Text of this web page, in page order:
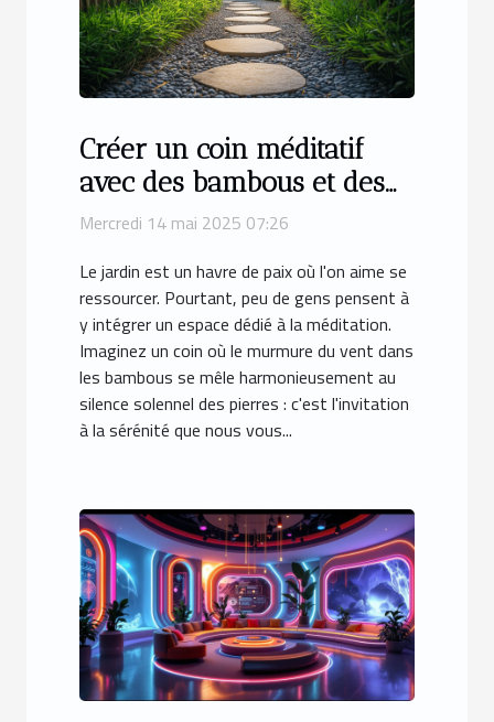
Créer un coin méditatif
avec des bambous et des
pierres dans votre jardin
Mercredi 14 mai 2025 07:26
Le jardin est un havre de paix où l'on aime se
ressourcer. Pourtant, peu de gens pensent à
y intégrer un espace dédié à la méditation.
Imaginez un coin où le murmure du vent dans
les bambous se mêle harmonieusement au
silence solennel des pierres : c'est l'invitation
à la sérénité que nous vous...